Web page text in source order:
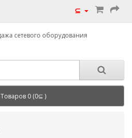
⊆
Товаров 0 (0⊆ )